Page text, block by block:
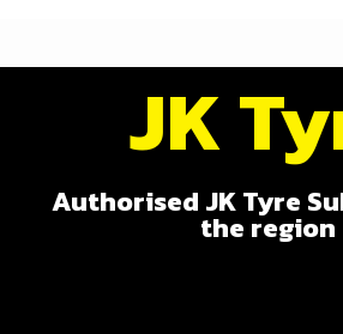
JK
Authorised JK Tyre
the region